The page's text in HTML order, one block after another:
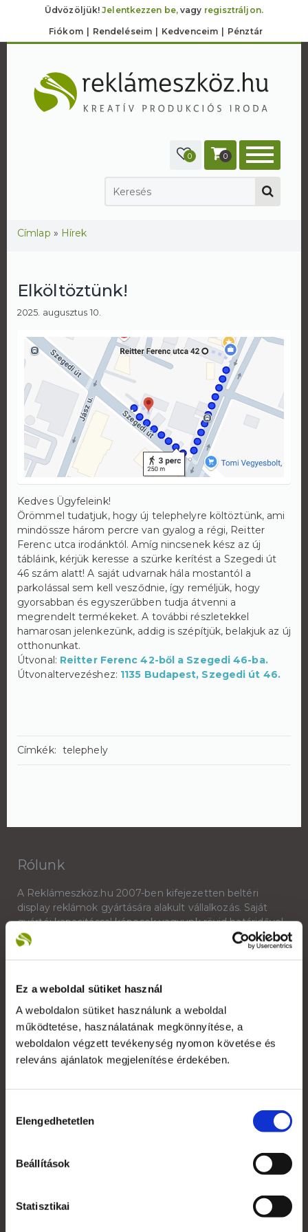
Ez a weboldal sütiket használ
A weboldalon sütiket használunk a weboldal
működtetése, használatának megkönnyítése, a
weboldalon végzett tevékenység nyomon követése és
releváns ajánlatok megjelenítése érdekében.
kiválasztása
Elengedhetetlen
Beállítások
Statisztikai
Üdvözöljük!Jelentkezzen be,vagy regisztráljon.
Fiókom Rendeléseim Kedvenceim Pénztár
0 0
Jelenlegi hely
Címlap » Hírek
Elköltöztünk!
2025. augusztus 10.
Kedves Ügyfeleink!
Örömmel tudatjuk, hogy új telephelyre költöztünk, ami
mindössze három percre van gyalog a régi, Reitter
Ferenc utca irodánktól. Amíg nincsenek kész az új
tábláink, kérjük keresse a szürke kerítést a Szegedi út
46 szám alatt! A saját udvarnak hála mostantól a
parkolással sem kell vesződnie, így reméljük, hogy
gyorsabban és egyszerűbben tudja átvenni a
megrendelt termékeket. A további részletekkel
hamarosan jelenkezünk, addig is szépítjük, belakjuk az új
otthonunkat.
Útvonal: Reitter Ferenc 42-ből a Szegedi 46-ba.
Útvonaltervezéshez: 1135 Budapest, Szegedi út 46.
Címkék: telephely
Rólunk
A Reklámeszköz.hu 2007-ben kifejezetten beltéri
display reklámok gyártására alakult vállalkozás. Saját
gyártói kapacitással képesek vagyunk rövid határidővel,
versenyképes árakkal kiszolgálni ügyfeleinket.
Garanciális feltételek
Alkalmazott nyomdai technológiák